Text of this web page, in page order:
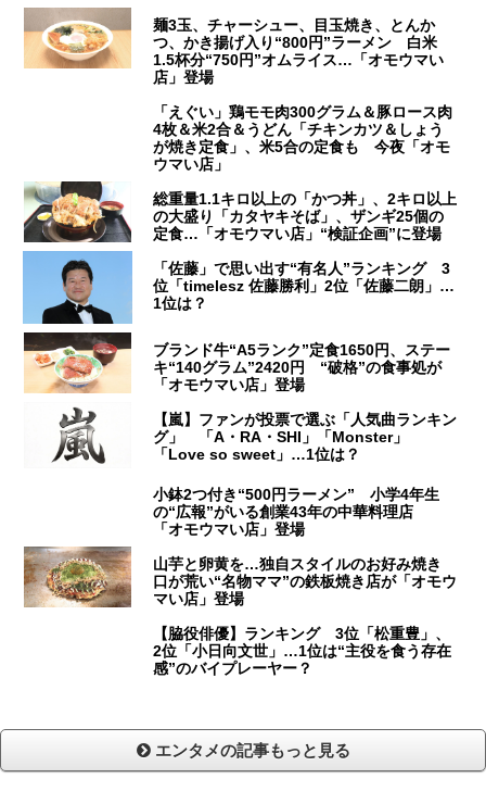
麺3玉、チャーシュー、目玉焼き、とんか
つ、かき揚げ入り“800円”ラーメン 白米
1.5杯分“750円”オムライス…「オモウマい
店」登場
「えぐい」鶏モモ肉300グラム＆豚ロース肉
4枚＆米2合＆うどん「チキンカツ＆しょう
が焼き定食」、米5合の定食も 今夜「オモ
ウマい店」
総重量1.1キロ以上の「かつ丼」、2キロ以上
の大盛り「カタヤキそば」、ザンギ25個の
定食…「オモウマい店」“検証企画”に登場
「佐藤」で思い出す“有名人”ランキング 3
位「timelesz 佐藤勝利」2位「佐藤二朗」…
1位は？
ブランド牛“A5ランク”定食1650円、ステー
キ“140グラム”2420円 “破格”の食事処が
「オモウマい店」登場
【嵐】ファンが投票で選ぶ「人気曲ランキン
グ」 「A・RA・SHI」「Monster」
「Love so sweet」…1位は？
小鉢2つ付き“500円ラーメン” 小学4年生
の“広報”がいる創業43年の中華料理店
「オモウマい店」登場
山芋と卵黄を…独自スタイルのお好み焼き
口が荒い“名物ママ”の鉄板焼き店が「オモウ
マい店」登場
【脇役俳優】ランキング 3位「松重豊」、
2位「小日向文世」…1位は“主役を食う存在
感”のバイプレーヤー？
エンタメの記事もっと見る